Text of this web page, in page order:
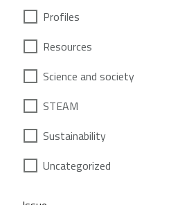
Profiles
Resources
Science and society
STEAM
Sustainability
Uncategorized